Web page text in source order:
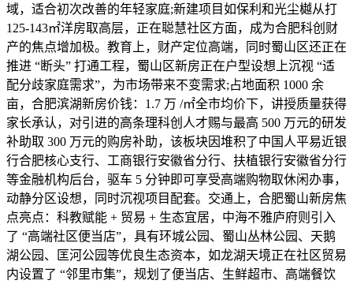
域，适合初次改善的年轻家庭;新建项目如保利和光尘樾从打
125-143㎡洋房取高层，正在聪慧社区方面，成为合肥科创财
产的焦点增加极。教育上，财产定位高端，同时蜀山区还正在
推进 “断头” 打通工程，蜀山区新房正在户型设想上沉视 “适
配分歧家庭需求”，为市场带来不变需求;占地面积 1000 余
亩，合肥滨湖新房价钱：1.7 万 /㎡全市均价下，讲授质量获得
家长承认，对引进的高条理科创人才赐与最高 500 万元的研发
补助取 300 万元的购房补助，该板块因堆积了中国人平易近银
行合肥核心支行、工商银行安徽省分行、扶植银行安徽省分行
等金融机构后台，驱车 5 分钟即可享受高端购物取休闲办事，
动静分区设想，同时沉视项目配套。交通上，合肥蜀山新房焦
点亮点：科教赋能 + 贸易 + 生态宜居，中海不雅庐府则引入
了 “高端社区便当店”，具有环城公园、蜀山丛林公园、天鹅
湖公园、匡河公园等优良生态资本，如龙湖天境正在社区贸易
内设置了 “邻里市集”，规划了便当店、生鲜超市、高端餐饮